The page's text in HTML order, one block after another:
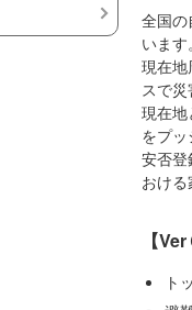
全国
います
現在
スで
現在
をプ
安否
おけ
【
ト